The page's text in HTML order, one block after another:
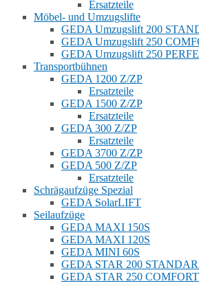
Ersatzteile
Möbel- und Umzugslifte
GEDA Umzugslift 200
GEDA Umzugslift 250
GEDA Umzugslift 250
Transportbühnen
GEDA 1200 Z/ZP
Ersatzteile
GEDA 1500 Z/ZP
Ersatzteile
GEDA 300 Z/ZP
Ersatzteile
GEDA 3700 Z/ZP
GEDA 500 Z/ZP
Ersatzteile
Schrägaufzüge Spezial
GEDA SolarLIFT
Seilaufzüge
GEDA MAXI 150S
GEDA MAXI 120S
GEDA MINI 60S
GEDA STAR 200
GEDA STAR 250 COMFORT